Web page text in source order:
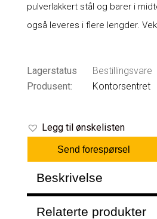
pulverlakkert stål og barer i
også leveres i flere lengder.
Lagerstatus
Bestillingsvare
Produsent:
Kontorsentret
Legg til ønskelisten
Send forespørsel
Beskrivelse
Relaterte produkter